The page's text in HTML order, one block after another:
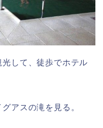
して、徒歩でホテル
アスの滝を見る。